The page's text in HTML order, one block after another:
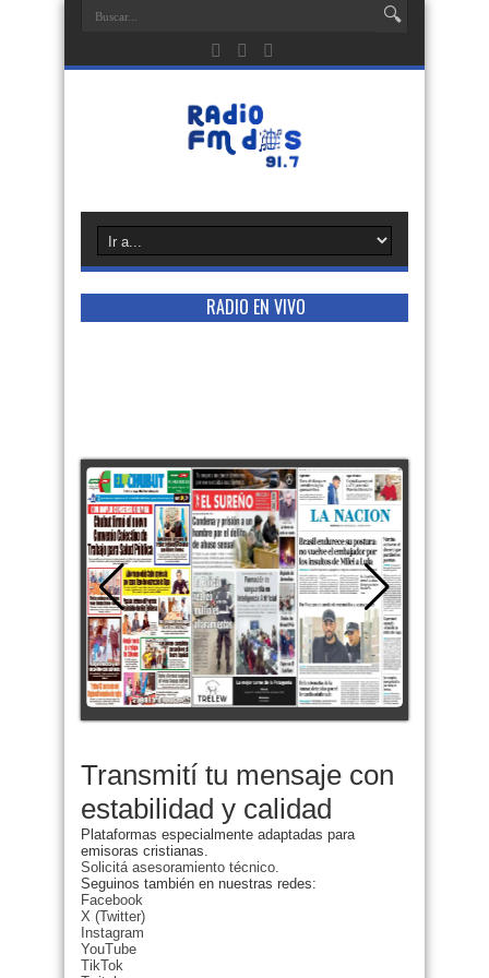
RADIO EN VIVO
Transmití tu mensaje con
estabilidad y calidad
Plataformas especialmente adaptadas para
emisoras cristianas.
Solicitá asesoramiento técnico.
Seguinos también en nuestras redes:
Facebook
X (Twitter)
Instagram
YouTube
TikTok